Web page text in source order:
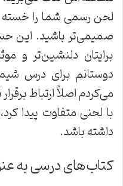
لحن رسمی شما را خسته
صمیمی‌تر باشید. این
برایتان دلنشین‌تر و
دوستانم برای درس
می‌کردم اصلاً ارتباط
با لحنی متفاوت پیدا
داشته باشد.
کتاب‌های درسی به